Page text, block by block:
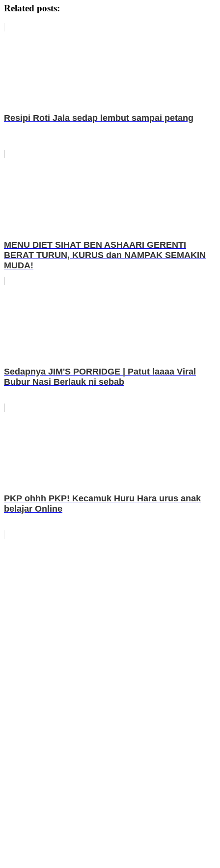
Related posts:
Resipi Roti Jala sedap lembut sampai petang
MENU DIET SIHAT BEN ASHAARI GERENTI
BERAT TURUN, KURUS dan NAMPAK SEMAKIN
MUDA!
Sedapnya JIM'S PORRIDGE | Patut laaaa Viral
Bubur Nasi Berlauk ni sebab
PKP ohhh PKP! Kecamuk Huru Hara urus anak
belajar Online